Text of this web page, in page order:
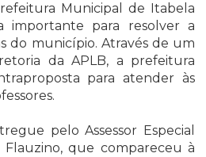
Municipal de Itabela
importante para resolver a
do município. Através de um
da APLB, a prefeitura
para atender às
pelo Assessor Especial
Flauzino, que compareceu à